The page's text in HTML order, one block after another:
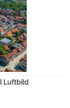
Luftbild